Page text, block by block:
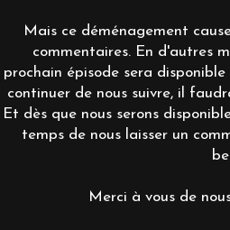
Mais ce déménagement
commentaires. En d'autres
prochain épisode sera
continuer de nous suivre, il
Et dès que nous serons
temps de nous laisser un
Merci à vous de